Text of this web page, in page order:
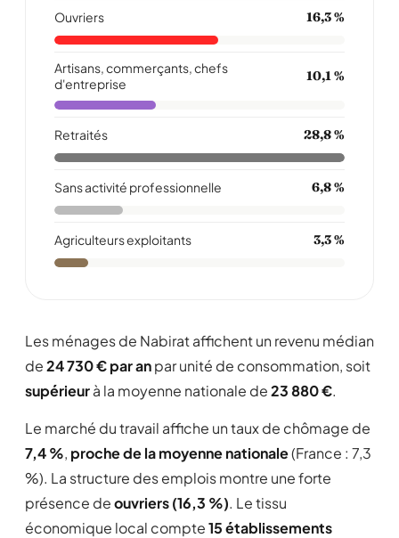
Ouvriers 16,3 %
Artisans, commerçants, chefs
d'entreprise
10,1 %
Retraités 28,8 %
Sans activité professionnelle 6,8 %
Agriculteurs exploitants 3,3 %
Les ménages de Nabirat affichent un revenu médian
de24 730 € par anpar unité de consommation, soit
supérieurà la moyenne nationale de23 880 €.
Le marché du travail affiche un taux de chômage de
7,4 %, proche de la moyenne nationale(France : 7,3
%). La structure des emplois montre une forte
présence deouvriers (16,3 %). Le tissu
économique local compte15 établissements